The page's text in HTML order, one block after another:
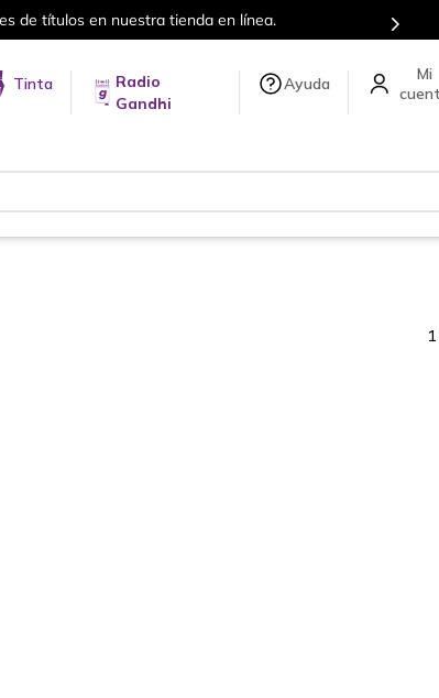
de títulos en nuestra tienda en línea.
Tinta
Radio
Gandhi
Ayuda
1